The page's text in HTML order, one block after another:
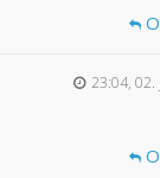
23:04, 02.